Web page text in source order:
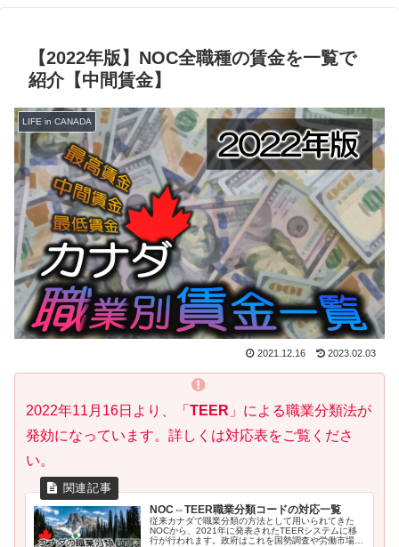
【2022年版】NOC全職種の賃金を一覧で
紹介【中間賃金】
LIFE in CANADA
2021.12.16 2023.02.03
2022年11月16日より、「 TEER 」による職業分類法が
発効になっています。詳しくは対応表をご覧くださ
い。
NOC⇔TEER職業分類コードの対応一覧
従来カナダで職業分類の方法として用いられてきた
NOCから、2021年に発表されたTEERシステムに移
行が行われます。政府はこれを国勢調査や労働市場調